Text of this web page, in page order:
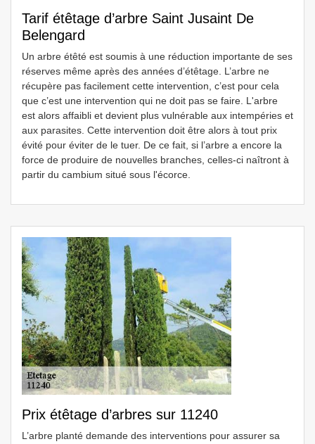
Tarif étêtage d’arbre Saint Jusaint De
Belengard
Un arbre étêté est soumis à une réduction importante de ses
réserves même après des années d’étêtage. L’arbre ne
récupère pas facilement cette intervention, c’est pour cela
que c’est une intervention qui ne doit pas se faire. L'arbre
est alors affaibli et devient plus vulnérable aux intempéries et
aux parasites. Cette intervention doit être alors à tout prix
évité pour éviter de le tuer. De ce fait, si l’arbre a encore la
force de produire de nouvelles branches, celles-ci naîtront à
partir du cambium situé sous l'écorce.
Prix étêtage d’arbres sur 11240
L’arbre planté demande des interventions pour assurer sa